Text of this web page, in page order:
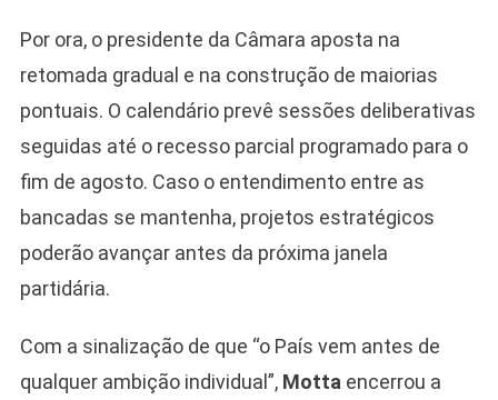
Por ora, o presidente da Câmara aposta na
retomada gradual e na construção de maiorias
pontuais. O calendário prevê sessões deliberativas
seguidas até o recesso parcial programado para o
fim de agosto. Caso o entendimento entre as
bancadas se mantenha, projetos estratégicos
poderão avançar antes da próxima janela
partidária.
Com a sinalização de que “o País vem antes de
qualquer ambição individual”, Motta encerrou a